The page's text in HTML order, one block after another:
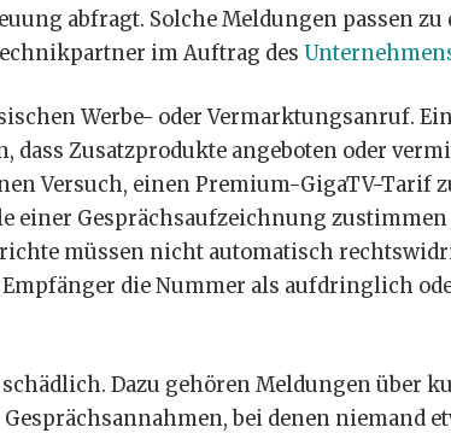
abfragt. Solche Meldungen passen zu
im Auftrag des
Werbe- oder Vermarktungsanruf.
dass Zusatzprodukte angeboten oder
Versuch, einen Premium-GigaTV-Tarif
einer Gesprächsaufzeichnung
müssen nicht automatisch
die Nummer als aufdringlich
Dazu gehören Meldungen über
bei denen niemand